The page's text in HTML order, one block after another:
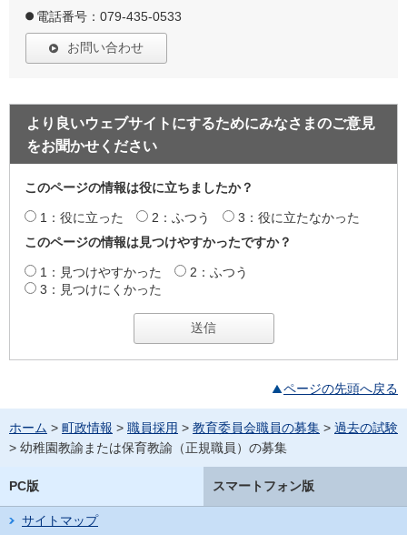
電話番号：079-435-0533
お問い合わせ
より良いウェブサイトにするためにみなさまのご意見
をお聞かせください
このページの情報は役に立ちましたか？
1：役に立った 2：ふつう
3：役に立たなかった
このページの情報は見つけやすかったですか？
1：見つけやすかった
2：ふつう
3：見つけにくかった
ページの先頭へ戻る
ホーム > 町政情報 > 職員採用 > 教育委員会職員の募集 > 過去の試験
> 幼稚園教諭または保育教諭（正規職員）の募集
PC版 スマートフォン版
サイトマップ